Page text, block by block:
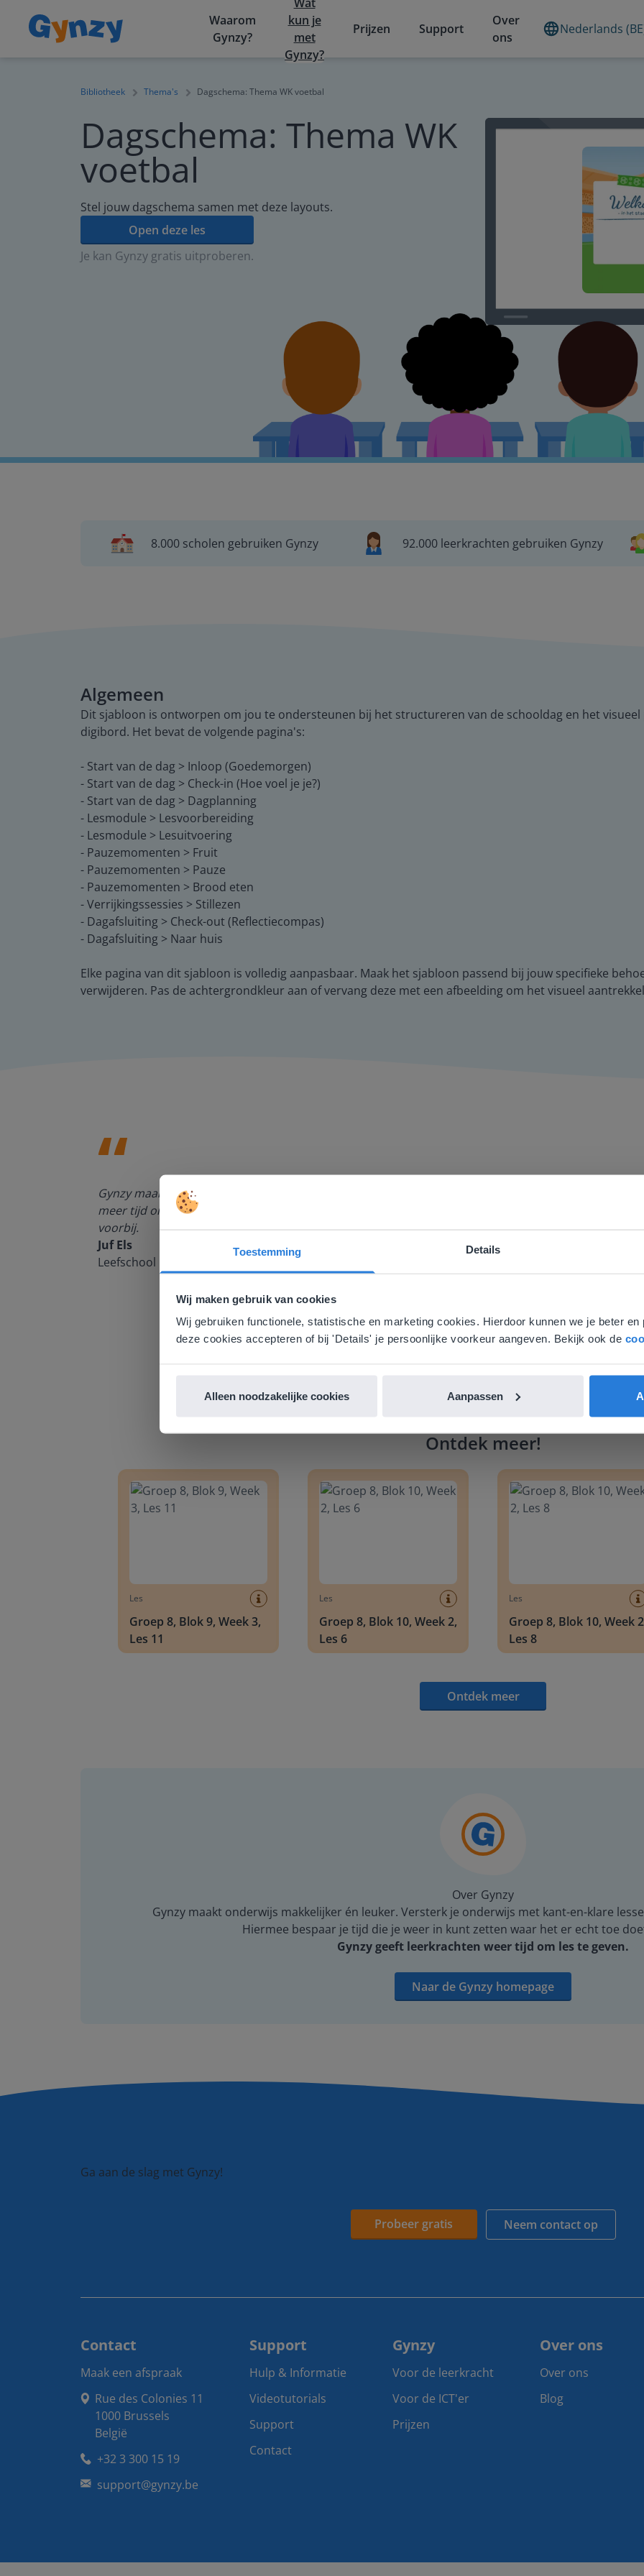
Toestemming Details
Wij maken gebruik van cookies
Wij gebruiken functionele, statistische en marketing cookies. Hierdoor kunnen we je beter
deze cookies accepteren of bij 'Details' je persoonlijke voorkeur aangeven. Bekijk ook de
Alleen noodzakelijke cookies Aanpassen
Waarom
Gynzy?
kun je
met
Gynzy?
Prijzen Support
Over
ons
Nederlands
Bibliotheek Thema's Dagschema: Thema WK voetbal
Dagschema: Thema WK
voetbal
Stel jouw dagschema samen met deze layouts.
Open deze les
Je kan Gynzy gratis uitproberen.
8.000 scholen gebruiken Gynzy 92.000 leerkrachten gebruiken Gynzy
Algemeen
Dit sjabloon is ontworpen om jou te ondersteunen bij het structureren van de schooldag en het
digibord. Het bevat de volgende pagina's:
- Start van de dag > Inloop (Goedemorgen)
- Start van de dag > Check-in (Hoe voel je je?)
- Start van de dag > Dagplanning
- Lesmodule > Lesvoorbereiding
- Lesmodule > Lesuitvoering
- Pauzemomenten > Fruit
- Pauzemomenten > Pauze
- Pauzemomenten > Brood eten
- Verrijkingssessies > Stillezen
- Dagafsluiting > Check-out (Reflectiecompas)
- Dagafsluiting > Naar huis
Elke pagina van dit sjabloon is volledig aanpasbaar. Maak het sjabloon passend bij jouw specifieke
verwijderen. Pas de achtergrondkleur aan of vervang deze met een afbeelding om het visueel
Gynzy maakt het lesgeven zoveel eenvoudiger én aantrekkelijker voor zowel de leerkracht als de
meer tijd om echt elke leerling de nodige aandacht te geven. Zinloos tijdsverlies van o.a. verbeteren
voorbij.
Juf Els
Leefschool Het Droomschip
Ontdek meer!
Les
Groep 8, Blok 9, Week 3,
Les 11
Les
Groep 8, Blok 10, Week 2,
Les 6
Les
Groep 8, Blok 10, Week
Les 8
Ontdek meer
Over Gynzy
Gynzy maakt onderwijs makkelijker én leuker. Versterk je onderwijs met kant-en-klare
Hiermee bespaar je tijd die je weer in kunt zetten waar het er echt toe
Gynzy geeft leerkrachten weer tijd om les te geven.
Naar de Gynzy homepage
Ga aan de slag met Gynzy!
Probeer gratis Neem contact op
Contact
Maak een afspraak
Rue des Colonies 11
1000 Brussels
België
+32 3 300 15 19
support@gynzy.be
Support
Hulp & Informatie
Videotutorials
Support
Contact
Gynzy
Voor de leerkracht
Voor de ICT'er
Prijzen
Over ons
Over ons
Blog
Deze website komt niet overeen met je
Gezien je locatie, denken we dat je misschien liever naar de website
English
Vlaanderen